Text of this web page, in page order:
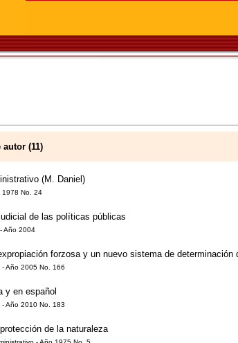
(11)
(M. Daniel)
1978 No. 24
de las políticas públicas
Año 2004
forzosa y un nuevo sistema de determinación
- Año 2005 No. 166
y en español
- Año 2010 No. 183
de la naturaleza